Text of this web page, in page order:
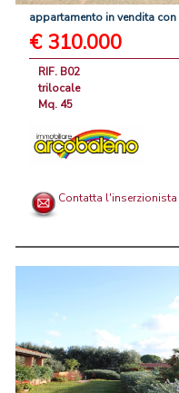
appartamento invendita con
€ 310.000
RIF. B02
trilocale
Mq. 45
Contatta l'inserzionista